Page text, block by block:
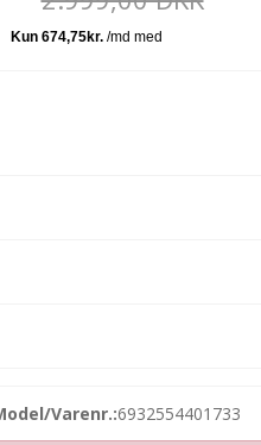
Varenr.:6932554401733